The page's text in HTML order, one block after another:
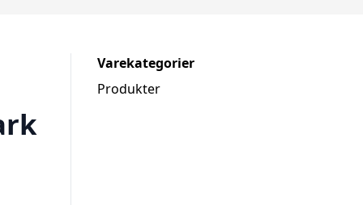
Varekategorier
Produkter